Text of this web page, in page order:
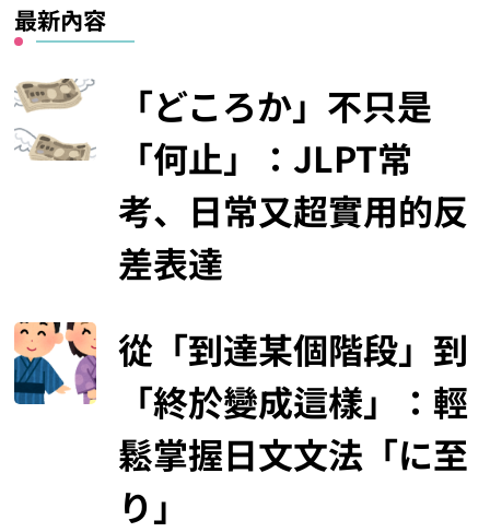
最新內容
「どころか」不只是
「何止」：JLPT常
考、日常又超實用的反
差表達
從「到達某個階段」到
「終於變成這樣」：輕
鬆掌握日文文法「に至
り」